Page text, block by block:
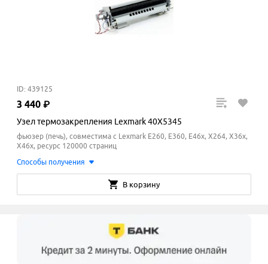
ID: 439125
3 440 ₽
Узел термозакрепления Lexmark 40X5345
фьюзер (печь), совместима с Lexmark E260, E360, E46x, X264, X36x,
X46x, ресурс 120000 страниц
Способы получения
В корзину